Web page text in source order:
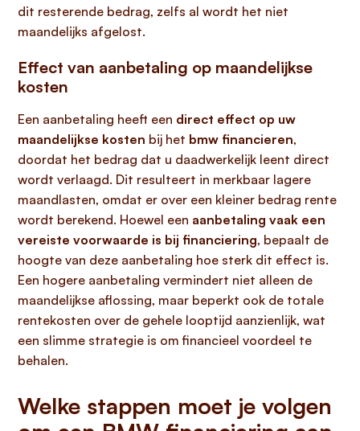
dit resterende bedrag, zelfs al wordt het niet
maandelijks afgelost.
Effect van aanbetaling op maandelijkse
kosten
Een aanbetaling heeft een direct effect op uw
maandelijkse kosten bij het bmw financieren,
doordat het bedrag dat u daadwerkelijk leent direct
wordt verlaagd. Dit resulteert in merkbaar lagere
maandlasten, omdat er over een kleiner bedrag rente
wordt berekend. Hoewel een aanbetaling vaak een
vereiste voorwaarde is bij financiering, bepaalt de
hoogte van deze aanbetaling hoe sterk dit effect is.
Een hogere aanbetaling vermindert niet alleen de
maandelijkse aflossing, maar beperkt ook de totale
rentekosten over de gehele looptijd aanzienlijk, wat
een slimme strategie is om financieel voordeel te
behalen.
Welke stappen moet je volgen